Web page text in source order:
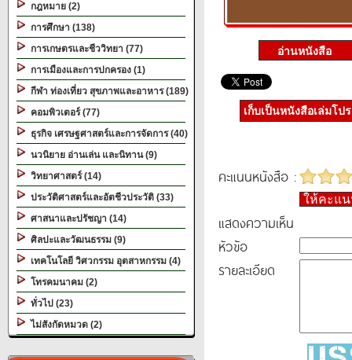
กฎหมาย (2)
การศึกษา (138)
การเกษตรและชีววิทยา (77)
การเมืองและการปกครอง (1)
กีฬา ท่องเที่ยว สุขภาพและอาหาร (189)
คอมพิวเตอร์ (77)
ธุรกิจ เศรษฐศาสตร์และการจัดการ (40)
นวนิยาย อ่านเล่น และนิทาน (9)
วิทยาศาสตร์ (14)
ประวัติศาสตร์และอัตชีวประวัติ (33)
ศาสนาและปรัชญา (14)
ศิลปะและวัฒนธรรม (9)
เทคโนโลยี วิศวกรรม อุตสาหกรรม (4)
โทรคมนาคม (2)
ทั่วไป (23)
ไม่สังกัดหมวด (2)
เก็บเป็นหนังสือเล่มโป
คะแนนหนังสือ :
ให้คะแ
แสดงความเห็น
หัวข้อ
รายละเอียด